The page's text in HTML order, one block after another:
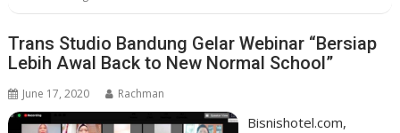
Trans Studio Bandung Gelar Webinar “Bersiap
Lebih Awal Back to New Normal School”
June 17, 2020 Rachman
Bisnishotel.com,